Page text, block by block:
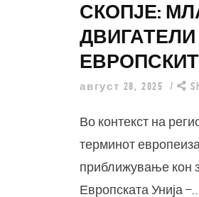
СКОПЈЕ:
ДВИГАТЕЛИ
август 28, 2025
Во контекст на
терминот
приближување кон
Европската Унија –…